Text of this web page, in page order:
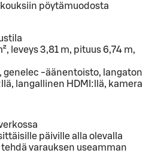
pöytämuodosta
leveys 3,81 m, pituus 6,74 m,
genelec -äänentoisto, langaton
langallinen HDMI:llä, kamera
päiville alla olevalla
varauksen useamman